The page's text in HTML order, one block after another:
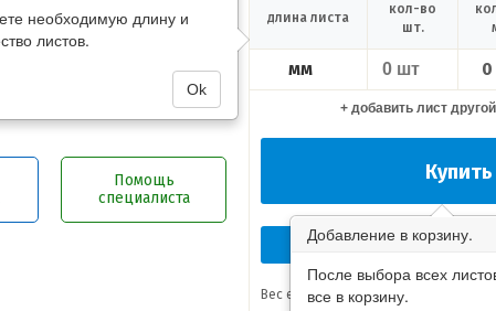
Помощь
специалиста
длина листа
кол-во
шт.
мм 0
необходимую длину и
листов.
Ok
+ добавить лист
Купить
Добавление в корзину.
После выбора всех
все в корзину.
Перезвоните мне
Вес единицы товара:кг